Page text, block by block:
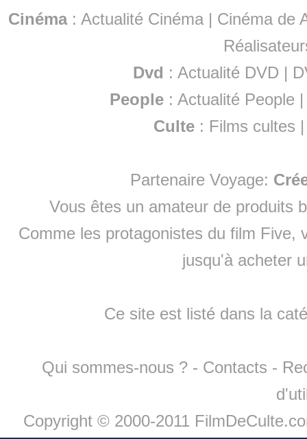
Cinéma: Actualité Cinéma | Cinéma de
Dvd : Actualité DVD |
People :Actualité People
Culte : Films cultes
Partenaire Voyage:
Vous êtes un amateur de produits
Comme les protagonistes du film Five,
jusqu'à acheter
Ce site est listé dans la
Qui sommes-nous ? - Contacts -
Copyright © 2000-2011